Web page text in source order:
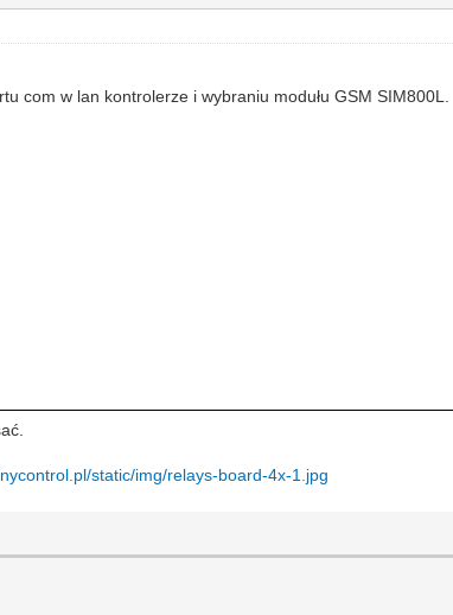
com w lan kontrolerze i wybraniu modułu GSM SIM800L.
static/img/relays-board-4x-1.jpg